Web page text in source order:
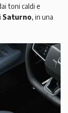
toni caldi e
Saturno, in una